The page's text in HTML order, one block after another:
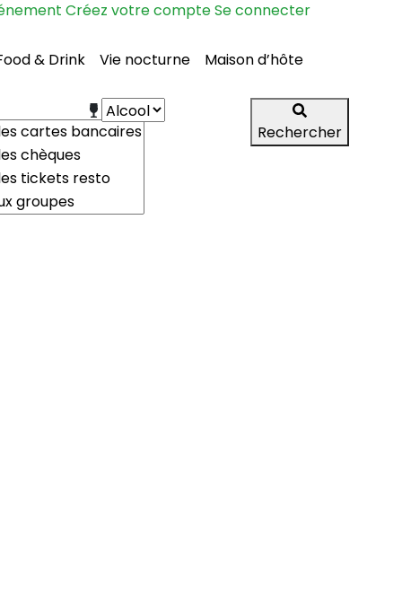
Créez votre compteSe connecter
& Drink Vie nocturne Maison d’hôte
Rechercher